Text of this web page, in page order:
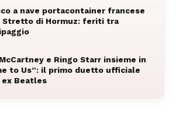
a nave portacontainer francese
Stretto di Hormuz: feriti tra
e Ringo Starr insieme in
to Us”: il primo duetto ufficiale
ex Beatles